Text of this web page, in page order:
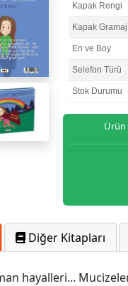
Kapak Rengi
Kapak
En ve Boy
Selefon Türü
Stok Durumu
Ürün
Diğer Kitapları
hayalleri...